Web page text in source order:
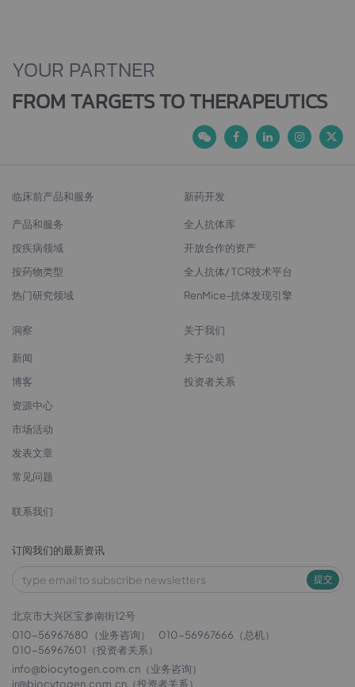
YOUR PARTNER
FROM TARGETS TO THERAPEUTICS
临床前产品和服务
产品和服务
按疾病领域
按药物类型
热门研究领域
新药开发
全人抗体库
开放合作的资产
全人抗体/ TCR技术平台
RenMice-抗体发现引擎
洞察
新闻
博客
资源中心
市场活动
发表文章
常见问题
关于我们
关于公司
投资者关系
联系我们
订阅我们的最新资讯
提交
北京市大兴区宝参南街12号
010-56967680（业务咨询）
010-56967666（总机）
010-56967601（投资者关系）
info@biocytogen.com.cn （业务咨询）
ir@biocytogen.com.cn （投资者关系）